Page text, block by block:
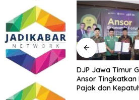
Bakal
Gratis? Ini Hasil
DJP Jawa Timur
Ansor Tingkatkan
Pajak dan